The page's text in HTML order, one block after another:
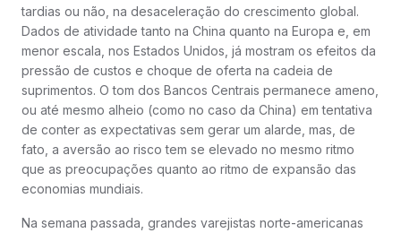
tardias ou não, na desaceleração do crescimento global.
Dados de atividade tanto na China quanto na Europa e, em
menor escala, nos Estados Unidos, já mostram os efeitos da
pressão de custos e choque de oferta na cadeia de
suprimentos. O tom dos Bancos Centrais permanece ameno,
ou até mesmo alheio (como no caso da China) em tentativa
de conter as expectativas sem gerar um alarde, mas, de
fato, a aversão ao risco tem se elevado no mesmo ritmo
que as preocupações quanto ao ritmo de expansão das
economias mundiais.
Na semana passada, grandes varejistas norte-americanas